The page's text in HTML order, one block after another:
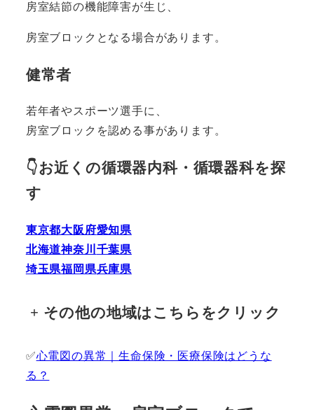
房室結節の機能障害が生じ、
房室ブロックとなる場合があります。
健常者
若年者やスポーツ選手に、
房室ブロックを認める事があります。
👇お近くの循環器内科・循環器科を探
す
東京都大阪府愛知県
北海道神奈川 千葉県
埼玉県福岡県兵庫県
+ その他の地域はこちらをクリック
✅心電図の異常｜生命保険・医療保険はどうな
る？